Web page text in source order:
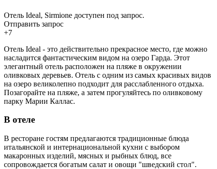
Отель Ideal, Sirmione доступен под запрос.
Отправить запрос
+7
Отель Ideal - это действительно прекрасное место, где можно
насладится фантастическим видом на озеро Гарда. Этот
элегантный отель расположен на пляже в окружении
оливковых деревьев. Отель с одним из самых красивых видов
на озеро великолепно подходит для расслабленного отдыха.
Позагорайте на пляже, а затем прогуляйтесь по оливковому
парку Марии Каллас.
В отеле
В ресторане гостям предлагаются традиционные блюда
итальянской и интернациональной кухни с выбором
макаронных изделий, мясных и рыбных блюд, все
сопровождается богатым салат и овощи "шведский стол".